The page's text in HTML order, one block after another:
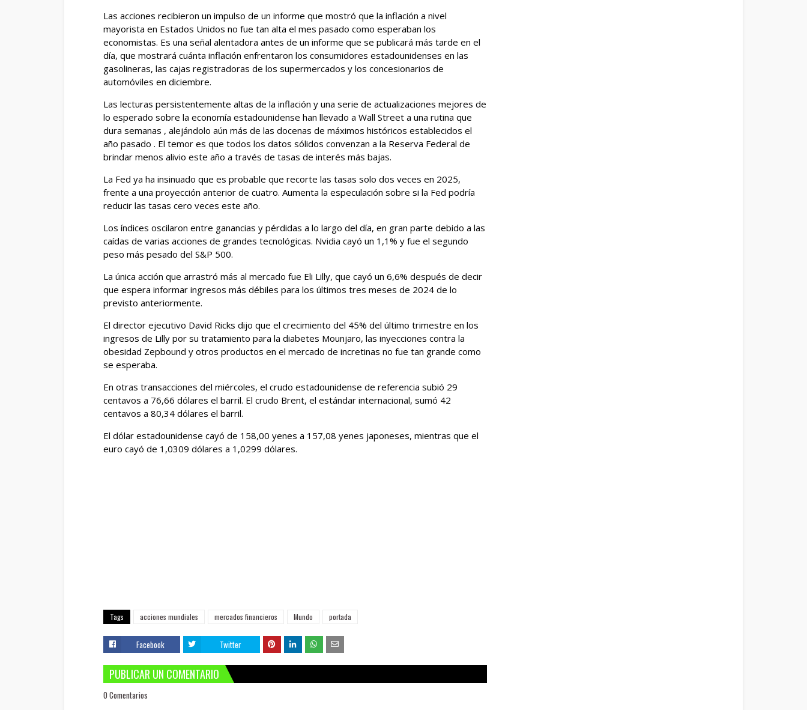
Las acciones recibieron un impulso de un informe que mostró que la inflación a nivel
mayorista en Estados Unidos no fue tan alta el mes pasado como esperaban los
economistas. Es una señal alentadora antes de un informe que se publicará más tarde en el
día, que mostrará cuánta inflación enfrentaron los consumidores estadounidenses en las
gasolineras, las cajas registradoras de los supermercados y los concesionarios de
automóviles en diciembre.
Las lecturas persistentemente altas de la inflación y una serie de actualizaciones mejores de
lo esperado sobre la economía estadounidense han llevado a Wall Street a una rutina que
dura semanas , alejándolo aún más de las docenas de máximos históricos establecidos el
año pasado . El temor es que todos los datos sólidos convenzan a la Reserva Federal de
brindar menos alivio este año a través de tasas de interés más bajas.
La Fed ya ha insinuado que es probable que recorte las tasas solo dos veces en 2025,
frente a una proyección anterior de cuatro. Aumenta la especulación sobre si la Fed podría
reducir las tasas cero veces este año.
Los índices oscilaron entre ganancias y pérdidas a lo largo del día, en gran parte debido a las
caídas de varias acciones de grandes tecnológicas. Nvidia cayó un 1,1% y fue el segundo
peso más pesado del S&P 500.
La única acción que arrastró más al mercado fue Eli Lilly, que cayó un 6,6% después de decir
que espera informar ingresos más débiles para los últimos tres meses de 2024 de lo
previsto anteriormente.
El director ejecutivo David Ricks dijo que el crecimiento del 45% del último trimestre en los
ingresos de Lilly por su tratamiento para la diabetes Mounjaro, las inyecciones contra la
obesidad Zepbound y otros productos en el mercado de incretinas no fue tan grande como
se esperaba.
En otras transacciones del miércoles, el crudo estadounidense de referencia subió 29
centavos a 76,66 dólares el barril. El crudo Brent, el estándar internacional, sumó 42
centavos a 80,34 dólares el barril.
El dólar estadounidense cayó de 158,00 yenes a 157,08 yenes japoneses, mientras que el
euro cayó de 1,0309 dólares a 1,0299 dólares.
Tags acciones mundiales mercados financieros Mundo portada
Facebook Twitter
PUBLICAR UN COMENTARIO
0 Comentarios